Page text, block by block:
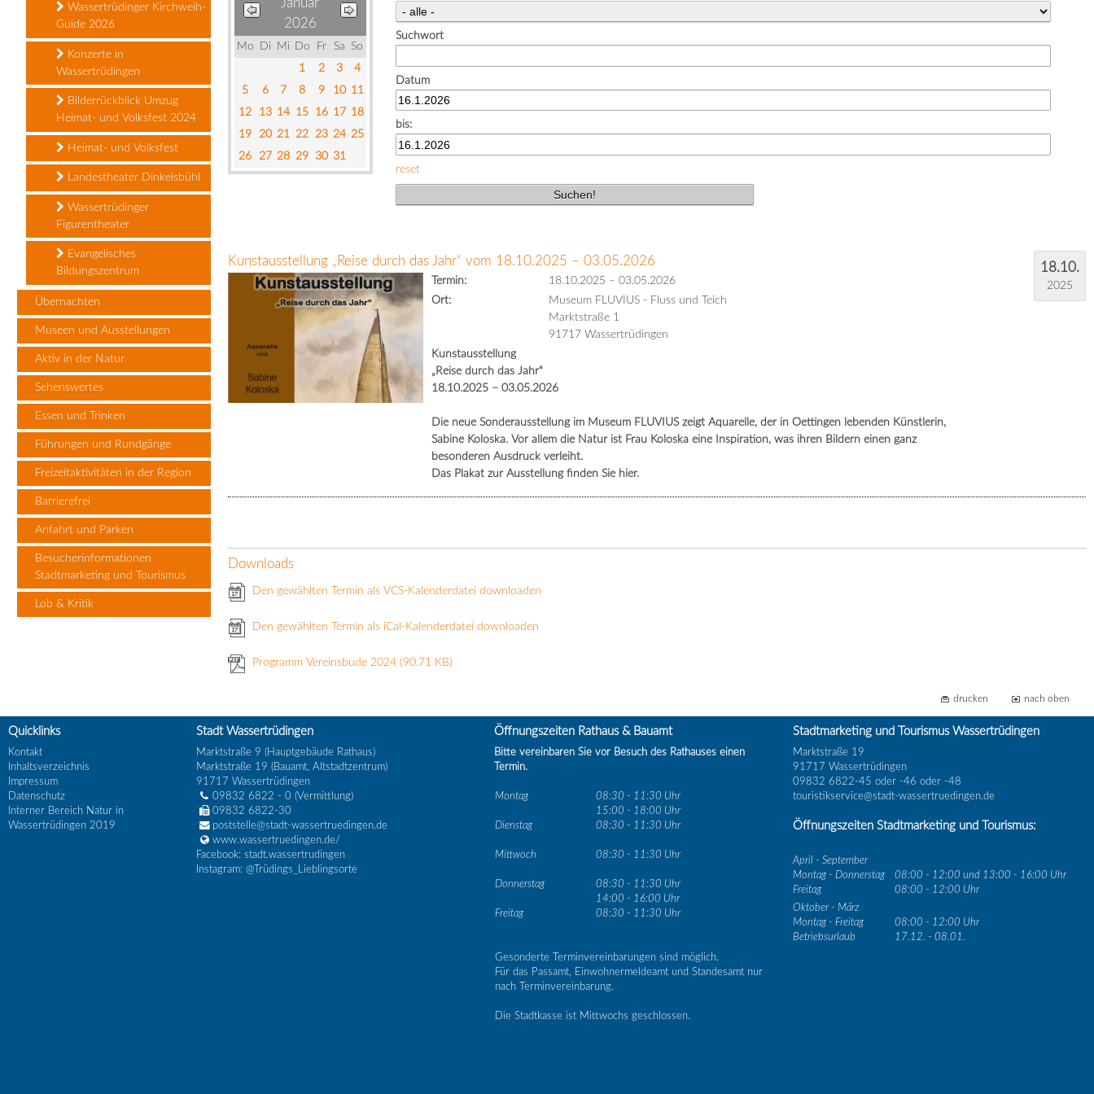
Wassertrüdinger Kirchweih-
Guide 2026
Konzerte in
Wassertrüdingen
Bilderrückblick Umzug
Heimat- und Volksfest 2024
Heimat- und Volksfest
Landestheater Dinkelsbühl
Wassertrüdinger
Figurentheater
Evangelisches
Bildungszentrum
Übernachten
Museen und Ausstellungen
Aktiv in der Natur
Sehenswertes
Essen und Trinken
Führungen und Rundgänge
Freizeitaktivitäten in der Region
Barrierefrei
Anfahrt und Parken
Besucherinformationen
Stadtmarketing und Tourismus
Lob & Kritik
Januar
2026
Mo Di Mi Do Fr Sa
So
1
2 3
4
5
6 7 8 9 10 11
12
13 14 15 16 17 18
19
20 21 22 23 24 25
26
27 28 29 30 31
Suchwort
Datum
bis:
reset
18.10.
2025
Kunstausstellung „Reise durch das Jahr“ vom 18.10.2025 – 03.05.2026
Termin: 18.10.2025 – 03.05.2026
Ort:
Museum FLUVIUS - Fluss und Teich
Marktstraße 1
91717 Wassertrüdingen
Kunstausstellung
„Reise durch das Jahr“
18.10.2025 – 03.05.2026
Die neue Sonderausstellung im Museum FLUVIUS zeigt Aquarelle, der in Oettingen lebenden Künstlerin,
Sabine Koloska. Vor allem die Natur ist Frau Koloska eine Inspiration, was ihren Bildern einen ganz
besonderen Ausdruck verleiht.
Das Plakat zur Ausstellung finden Sie hier.
Downloads
Den gewählten Termin als VCS-Kalenderdatei downloaden
Den gewählten Termin als iCal-Kalenderdatei downloaden
Programm Vereinsbude 2024 (90.71 KB)
drucken nach oben
Quicklinks
Kontakt
Inhaltsverzeichnis
Impressum
Datenschutz
Interner Bereich Natur in
Wassertrüdingen 2019
Stadt Wassertrüdingen
Marktstraße 9 (Hauptgebäude Rathaus)
Marktstraße 19 (Bauamt, Altstadtzentrum)
91717 Wassertrüdingen
09832 6822 - 0 (Vermittlung)
09832 6822-30
poststelle@stadt-wassertruedingen.de
www.wassertruedingen.de/
Facebook: stadt.wassertrudingen
Instagram: @Trüdings_Lieblingsorte
Öffnungszeiten Rathaus & Bauamt
Bitte vereinbaren Sie vor Besuch des Rathauses einen
Termin.
Montag
08:30 - 11:30 Uhr
15:00 - 18:00 Uhr
Dienstag
08:30 - 11:30 Uhr
Mittwoch 08:30 - 11:30 Uhr
Donnerstag
08:30 - 11:30 Uhr
14:00 - 16:00 Uhr
Freitag
08:30 - 11:30 Uhr
Gesonderte Terminvereinbarungen sind möglich.
Für das Passamt, Einwohnermeldeamt und Standesamt nur
nach Terminvereinbarung.
Die Stadtkasse ist Mittwochs geschlossen.
Stadtmarketing und Tourismus Wassertrüdingen
Marktstraße 19
91717 Wassertrüdingen
09832 6822-45 oder -46 oder -48
touristikservice@stadt-wassertruedingen.de
Öffnungszeiten Stadtmarketing und Tourismus:
April - September
Montag - Donnerstag
08:00 - 12:00 und 13:00 - 16:00 Uhr
Freitag
08:00 - 12:00 Uhr
Oktober - März
Montag - Freitag
08:00 - 12:00 Uhr
Betriebsurlaub
17.12. - 08.01.